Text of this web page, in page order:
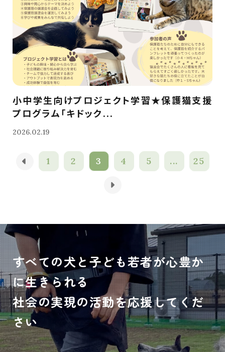
小中学生向けプロジェクト学習★保護猫支援
プログラム「キドック...
2026.02.19
1 2 3 4 5 ... 25
すべての犬と子ども若者が心豊か
に生きられる
社会の実現の活動を応援してくだ
さい